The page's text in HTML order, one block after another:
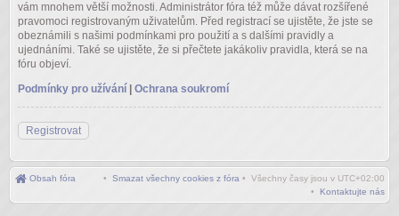
vám mnohem větší možnosti. Administrátor fóra též může dávat rozšířené
pravomoci registrovaným uživatelům. Před registrací se ujistěte, že jste se
obeznámili s našimi podmínkami pro použití a s dalšími pravidly a
ujednáními. Také se ujistěte, že si přečtete jakákoliv pravidla, která se na
fóru objeví.
Podmínky pro užívání
Ochrana soukromí
Registrovat
Obsah fóra • Všechny časy jsou v UTC+02:00
• Smazat všechny cookies z fóra
• Kontaktujte nás